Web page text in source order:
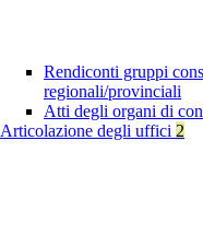
Rendiconti gruppi
regionali/provinciali
Atti degli organi di
Articolazione degli uffici 2